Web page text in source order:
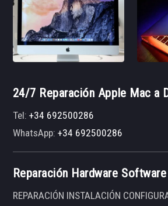
24/7 Reparación Apple Mac a
Tel:+34 692500286
WhatsApp:+34 692500286
Reparación Hardware
REPARACIÓN INSTALACIÓN